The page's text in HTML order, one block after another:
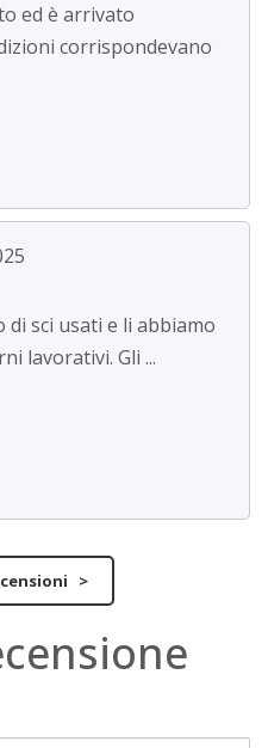
ed è arrivato
corrispondevano
sci usati e li abbiamo
lavorativi. Gli ...
>